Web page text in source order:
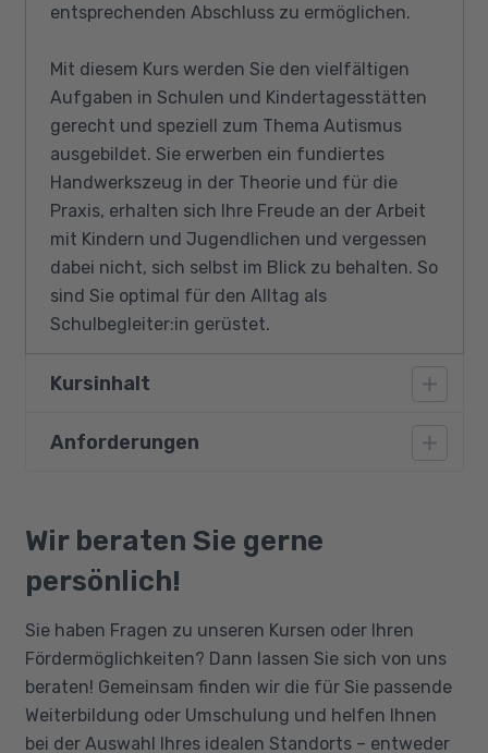
entsprechenden Abschluss zu ermöglichen.
Mit diesem Kurs werden Sie den vielfältigen
Aufgaben in Schulen und Kindertagesstätten
gerecht und speziell zum Thema Autismus
ausgebildet. Sie erwerben ein fundiertes
Handwerkszeug in der Theorie und für die
Praxis, erhalten sich Ihre Freude an der Arbeit
mit Kindern und Jugendlichen und vergessen
dabei nicht, sich selbst im Blick zu behalten. So
sind Sie optimal für den Alltag als
Schulbegleiter:in gerüstet.
Kursinhalt
Schulbegleiter: / Integrationsassistenten
kindlichen Entwicklung
Persönlichkeitsentwicklung
Begleitung bei der Alltagsbewältigung
Assistenz im Bereich des schulischen
Lernens
Erfolgreiche Zusammenarbeit mit Eltern,
Anforderungen
Schulbegleiter:in inkl. pädagogischer
Zusatzqualifikation Autismus sind ein
Hauptschulabschluss und ein erweitertes
einwandfrei und nicht älter als ein Vierteljahr
ist. Dieses stellt die Voraussetzung für eine
Anstellung dar, jedoch nicht für diesen Kurs.
Wir beraten Sie gerne
persönlich!
Sie haben Fragen zu unseren Kursen oder Ihren
Fördermöglichkeiten? Dann lassen Sie sich von uns
beraten! Gemeinsam finden wir die für Sie passende
Weiterbildung oder Umschulung und helfen Ihnen
bei der Auswahl Ihres idealen Standorts – entweder